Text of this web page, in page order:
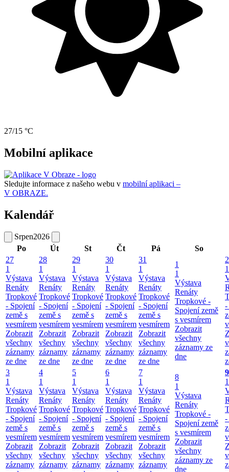
27/15 °C
Mobilní aplikace
Sledujte informace z našeho webu v mobilní aplikaci –
V OBRAZE.
Kalendář
Srpen2026
Po
Út St Čt Pá
So
27
1
Výstava
Renáty
Tropkové
- Spojení
země s
vesmírem
Zobrazit
všechny
záznamy
ze dne
28
1
Výstava
Renáty
Tropkové
- Spojení
země s
vesmírem
Zobrazit
všechny
záznamy
ze dne
29
1
Výstava
Renáty
Tropkové
- Spojení
země s
vesmírem
Zobrazit
všechny
záznamy
ze dne
30
1
Výstava
Renáty
Tropkové
- Spojení
země s
vesmírem
Zobrazit
všechny
záznamy
ze dne
31
1
Výstava
Renáty
Tropkové
- Spojení
země s
vesmírem
Zobrazit
všechny
záznamy
ze dne
1
1
Výstava
Renáty
Tropkové -
Spojení země
s vesmírem
Zobrazit
všechny
záznamy ze
dne
2
1
-
3
1
Výstava
Renáty
Tropkové
- Spojení
země s
vesmírem
Zobrazit
všechny
záznamy
4
1
Výstava
Renáty
Tropkové
- Spojení
země s
vesmírem
Zobrazit
všechny
záznamy
5
1
Výstava
Renáty
Tropkové
- Spojení
země s
vesmírem
Zobrazit
všechny
záznamy
6
1
Výstava
Renáty
Tropkové
- Spojení
země s
vesmírem
Zobrazit
všechny
záznamy
7
1
Výstava
Renáty
Tropkové
- Spojení
země s
vesmírem
Zobrazit
všechny
záznamy
8
1
Výstava
Renáty
Tropkové -
Spojení země
s vesmírem
Zobrazit
všechny
záznamy ze
dne
9
1
-